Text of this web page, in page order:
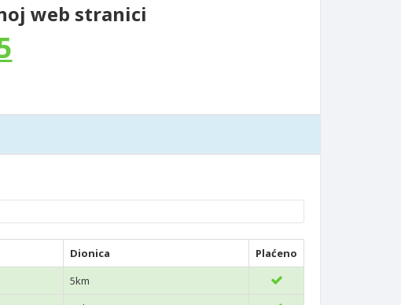
web stranici
Dionica
Plaćeno
5km